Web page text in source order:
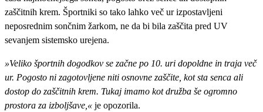
zaščitnih krem. Športniki so tako lahko več ur izpostavljeni
neposrednim sončnim žarkom, ne da bi bila zaščita pred UV
sevanjem sistemsko urejena.
»Veliko športnih dogodkov se začne po 10. uri dopoldne in traja več
ur. Pogosto ni zagotovljene niti osnovne zaščite, kot sta senca ali
dostop do zaščitnih krem. Tukaj imamo kot družba še ogromno
prostora za izboljšave,« je opozorila.